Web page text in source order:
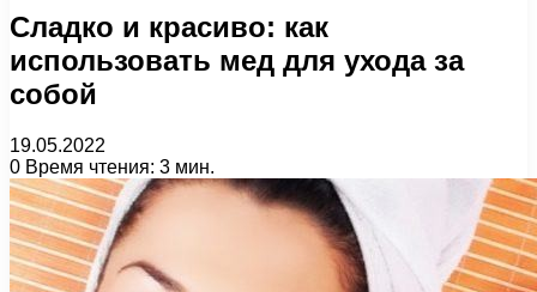
Сладко и красиво: как
использовать мед для ухода за
собой
19.05.2022
0 Время чтения: 3 мин.